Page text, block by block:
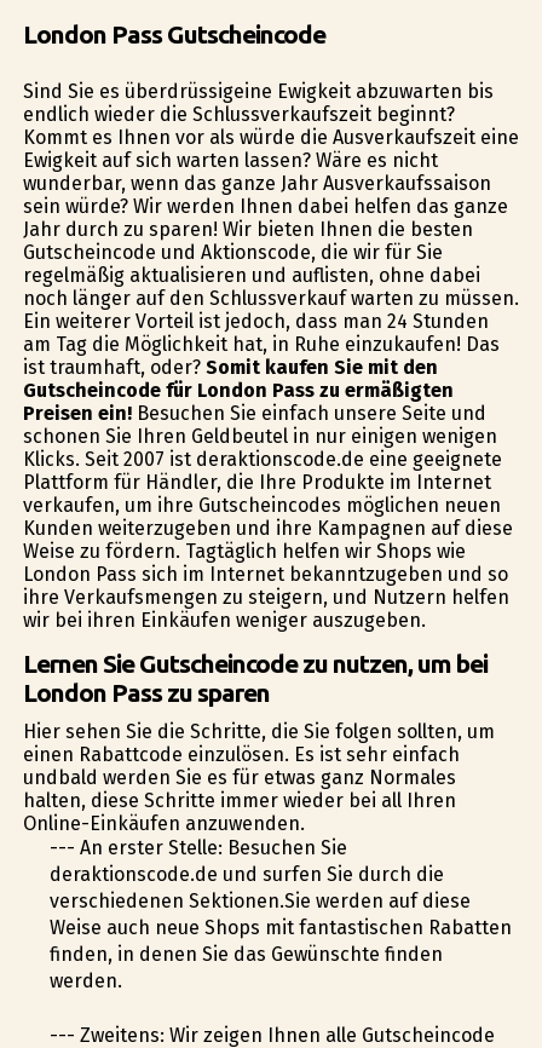
London Pass Gutscheincode
Sind Sie es überdrüssigeine Ewigkeit abzuwarten bis
endlich wieder die Schlussverkaufszeit beginnt?
Kommt es Ihnen vor als würde die Ausverkaufszeit eine
Ewigkeit auf sich warten lassen? Wäre es nicht
wunderbar, wenn das ganze Jahr Ausverkaufssaison
sein würde? Wir werden Ihnen dabei helfen das ganze
Jahr durch zu sparen! Wir bieten Ihnen die besten
Gutscheincode und Aktionscode, die wir für Sie
regelmäßig aktualisieren und auflisten, ohne dabei
noch länger auf den Schlussverkauf warten zu müssen.
Ein weiterer Vorteil ist jedoch, dass man 24 Stunden
am Tag die Möglichkeit hat, in Ruhe einzukaufen! Das
ist traumhaft, oder? Somit kaufen Sie mit den
Gutscheincode für London Pass zu ermäßigten
Preisen ein!Besuchen Sie einfach unsere Seite und
schonen Sie Ihren Geldbeutel in nur einigen wenigen
Klicks. Seit 2007 ist deraktionscode.de eine geeignete
Plattform für Händler, die Ihre Produkte im Internet
verkaufen, um ihre Gutscheincodes möglichen neuen
Kunden weiterzugeben und ihre Kampagnen auf diese
Weise zu fördern. Tagtäglich helfen wir Shops wie
London Pass sich im Internet bekanntzugeben und so
ihre Verkaufsmengen zu steigern, und Nutzern helfen
wir bei ihren Einkäufen weniger auszugeben.
Lernen Sie Gutscheincode zu nutzen, um bei
London Pass zu sparen
Hier sehen Sie die Schritte, die Sie folgen sollten, um
einen Rabattcode einzulösen. Es ist sehr einfach
undbald werden Sie es für etwas ganz Normales
halten, diese Schritte immer wieder bei all Ihren
Online-Einkäufen anzuwenden.
--- An erster Stelle: Besuchen Sie
deraktionscode.de und surfen Sie durch die
verschiedenen Sektionen.Sie werden auf diese
Weise auch neue Shops mit fantastischen Rabatten
finden, in denen Sie das Gewünschte finden
werden.
--- Zweitens: Wir zeigen Ihnen alle Gutscheincode